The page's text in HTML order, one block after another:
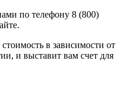
по телефону 8 (800)
в зависимости от
и выставит вам счет для